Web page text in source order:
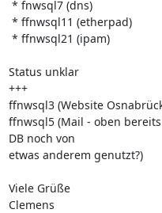
Status unklar
+++
ffnwsql3 (Website
ffnwsql5 (Mail - oben
DB noch von
etwas anderem genutzt?)
Viele Grüße
Clemens